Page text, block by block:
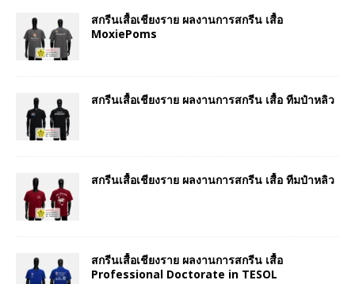
สกรีนเสื้อเชียงราย ผลงานการสกรีน เสื้อ
MoxiePoms
สกรีนเสื้อเชียงราย ผลงานการสกรีน เสื้อ ทีมป๋าหลิว
สกรีนเสื้อเชียงราย ผลงานการสกรีน เสื้อ ทีมป๋าหลิว
สกรีนเสื้อเชียงราย ผลงานการสกรีน เสื้อ
Professional Doctorate in TESOL